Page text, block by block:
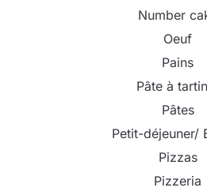
Number
Oeuf
Pains
Pâte à
Pâtes
Petit-déjeuner/
Pizzas
Pizzeria